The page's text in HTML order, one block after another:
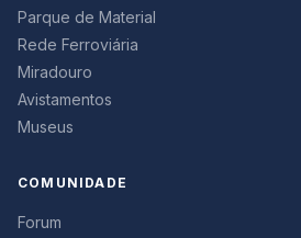
Parque de Material
Rede Ferroviária
Miradouro
Avistamentos
Museus
COMUNIDADE
Forum